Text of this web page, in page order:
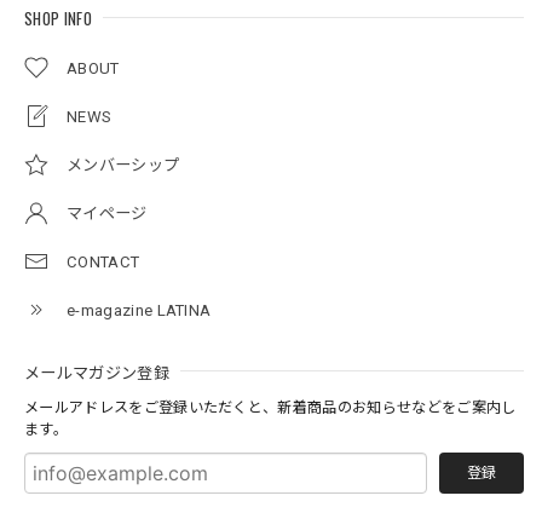
SHOP INFO
ABOUT
NEWS
メンバーシップ
マイページ
CONTACT
e-magazine LATINA
メールマガジン登録
メールアドレスをご登録いただくと、新着商品のお知らせなどをご案内し
ます。
登録